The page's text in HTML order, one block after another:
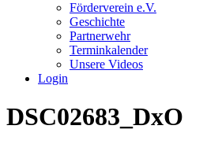
Förderverein e.V.
Geschichte
Partnerwehr
Terminkalender
Unsere Videos
Login
DSC02683_DxO